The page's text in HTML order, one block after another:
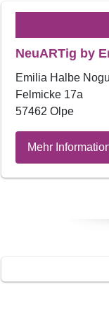
NeuARTig by
Emilia Halbe
Felmicke 17a
57462 Olpe
Mehr